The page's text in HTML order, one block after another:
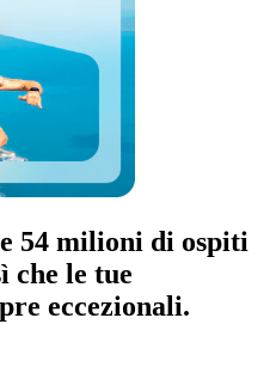
54 milioni di ospiti
che le tue
eccezionali.